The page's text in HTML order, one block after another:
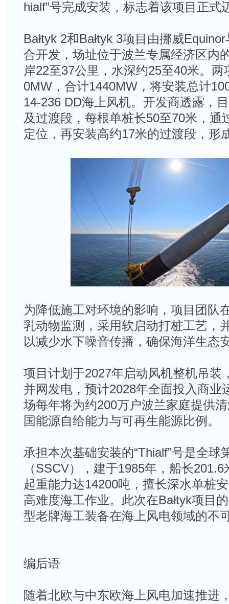
hialf”号完成安装，标志着该项目正式
Bałtyk 2和Bałtyk 3项目由挪威
合开发，场址位于波兰专属经济区内
岸22至37公里，水深约25至40米。
0MW，合计1440MW，将安装总计
14-236 DD海上风机。开发商透露，
及过渡段，每根单桩长50至70米，通
定位，再安装高约17米的过渡段，形
为降低施工对环境的影响，项目团队
乳动物监测，采用软启动打桩工艺，
以减少水下噪音传播，确保海洋生态
项目计划于2027年启动风机整机吊装
并网发电，预计2028年全面投入商业
场每年将为约200万户波兰家庭提供
国能源自给能力与可再生能源比例。
承担本次基础安装的“Thialf”号是全球
（SSCV），建于1985年，船长
起重能力达14200吨，擅长深水单桩
高难度海工作业。此次在Bałtyk项目
型老牌海工装备在海上风电领域的不
编后语
随着北欧与中东欧海上风电加速推进